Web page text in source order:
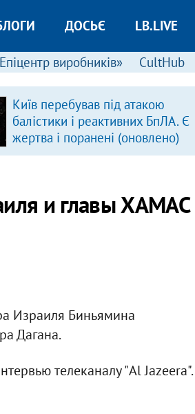
ДОСЬЄ LB.LIVE
виробників» CultHub
Київ перебував під атакою
балістики і реактивних БпЛА. Є
жертва і поранені (оновлено)
и главы ХАМАС
Израиля Биньямина
Дагана.
телеканалу "Al Jazeera".